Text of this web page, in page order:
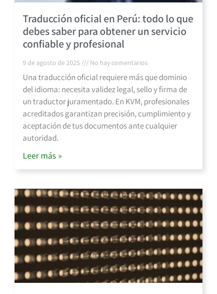
Traducción oficial en Perú: todo lo que
debes saber para obtener un servicio
confiable y profesional
9 de agosto de 2025 No hay comentarios
Una traducción oficial requiere más que dominio
del idioma: necesita validez legal, sello y firma de
un traductor juramentado. En KVM, profesionales
acreditados garantizan precisión, cumplimiento y
aceptación de tus documentos ante cualquier
autoridad.
Leer más »